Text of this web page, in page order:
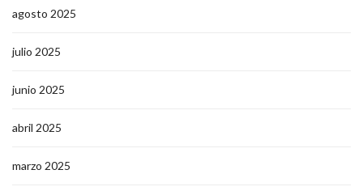
agosto 2025
julio 2025
junio 2025
abril 2025
marzo 2025